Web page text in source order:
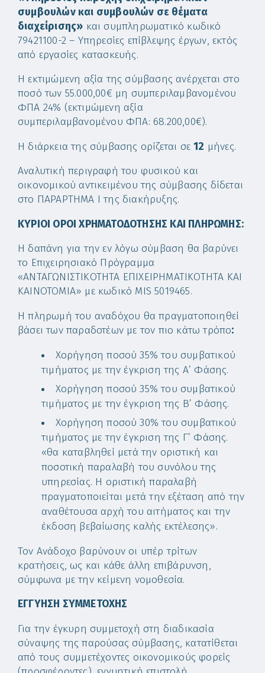
συμβουλών και συμβουλών σε θέματα
διαχείρισης» και συμπληρωματικό κωδικό
79421100-2 – Υπηρεσίες επίβλεψης έργων, εκτός
από εργασίες κατασκευής.
Η εκτιμώμενη αξία της σύμβασης ανέρχεται στο
ποσό των 55.000,00€ μη συμπεριλαμβανομένου
ΦΠΑ 24% (εκτιμώμενη αξία
συμπεριλαμβανομένου ΦΠΑ: 68.200,00€).
Η διάρκεια της σύμβασης ορίζεται σε12 μήνες.
Αναλυτική περιγραφή του φυσικού και
οικονομικού αντικειμένου της σύμβασης δίδεται
στο ΠΑΡΑΡΤΗΜΑ Ι της διακήρυξης.
ΚΥΡΙΟΙ ΟΡΟΙ ΧΡΗΜΑΤΟΔΟΤΗΣΗΣ ΚΑΙ ΠΛΗΡΩΜΗΣ:
Η δαπάνη για την εν λόγω σύμβαση θα βαρύνει
το Επιχειρησιακό Πρόγραμμα
«ΑΝΤΑΓΩΝΙΣΤΙΚΟΤΗΤΑ ΕΠΙΧΕΙΡΗΜΑΤΙΚΟΤΗΤΑ ΚΑΙ
ΚΑΙΝΟΤΟΜΙΑ» με κωδικό MIS 5019465.
Η πληρωμή του αναδόχου θα πραγματοποιηθεί
βάσει των παραδοτέων με τον πιο κάτω τρόπο:
Χορήγηση ποσού 35% του συμβατικού
τιμήματος με την έγκριση της Α’ Φάσης.
Χορήγηση ποσού 35% του συμβατικού
τιμήματος με την έγκριση της Β’ Φάσης.
Χορήγηση ποσού 30% του συμβατικού
τιμήματος με την έγκριση της Γ’ Φάσης.
«θα καταβληθεί μετά την οριστική και
ποσοτική παραλαβή του συνόλου της
υπηρεσίας. Η οριστική παραλαβή
πραγματοποιείται μετά την εξέταση από την
αναθέτουσα αρχή του αιτήματος και την
έκδοση βεβαίωσης καλής εκτέλεσης».
Τον Ανάδοχο βαρύνουν οι υπέρ τρίτων
κρατήσεις, ως και κάθε άλλη επιβάρυνση,
σύμφωνα με την κείμενη νομοθεσία.
ΕΓΓΥΗΣΗ ΣΥΜΜΕΤΟΧΗΣ
Για την έγκυρη συμμετοχή στη διαδικασία
σύναψης της παρούσας σύμβασης, κατατίθεται
από τους συμμετέχοντες οικονομικούς φορείς